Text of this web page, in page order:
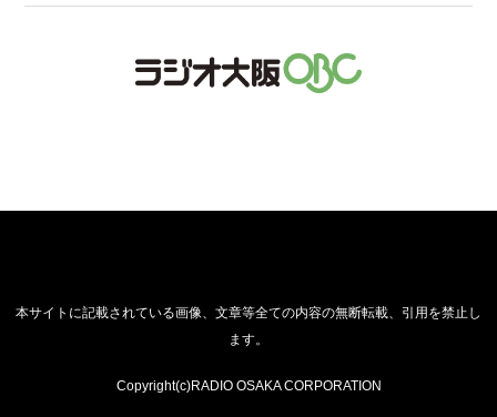
本サイトに記載されている画像、文章等全ての内容の無断転載、引用を禁止し
ます。
Copyright(c)RADIO OSAKA CORPORATION